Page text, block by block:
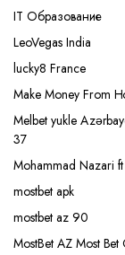
IT Образование
LeoVegas India
lucky8 France
Make Money From
Melbet yukle
37
Mohammad Nazari
mostbet apk
mostbet az 90
MostBet AZ Most